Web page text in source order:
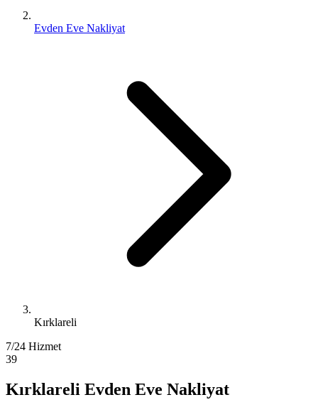
Evden Eve Nakliyat
Kırklareli
7/24 Hizmet
39
Kırklareli Evden Eve Nakliyat